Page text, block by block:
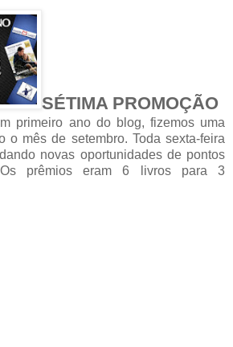
SÉTIMA PROMOÇÃO
primeiro ano do blog, fizemos uma
o mês de setembro. Toda sexta-feira
novas oportunidades de pontos
Os prêmios eram 6 livros para 3